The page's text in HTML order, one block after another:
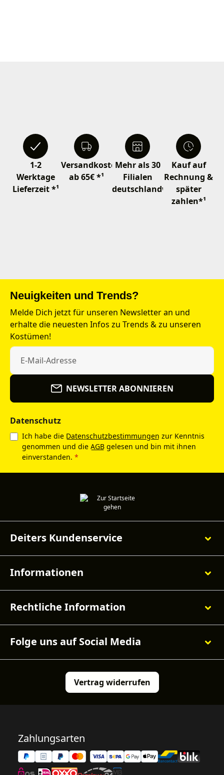
1-2
Werktage
Lieferzeit *¹
Versandkostenfrei
ab 65€ *¹
Mehr als 30
Filialen
deutschlandweit
Kauf auf
Rechnung &
später
zahlen*¹
Neuigkeiten und Trends?
Melde Dich jetzt für unseren Newsletter an und
erhalte die neuesten Infos zu Trends & zu unseren
Kostümen!
NEWSLETTER ABONNIEREN
Datenschutz
Ich habe die Datenschutzbestimmungen zur Kenntnis
genommen und die AGB gelesen und bin mit ihnen
einverstanden. *
Deiters Kundenservice
Informationen
Rechtliche Information
Folge uns auf Social Media
Vertrag widerrufen
Zahlungsarten